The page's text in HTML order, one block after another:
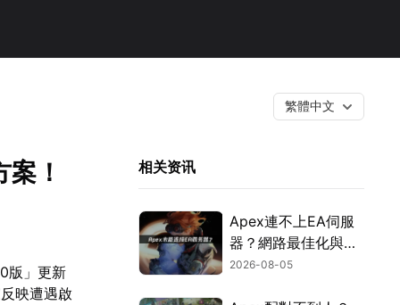
繁體中文
！
版」更新
映遭遇啟
相关资讯
Apex連不上EA伺服
器？網路最佳化與疑
難排解全攻略！
2026-08-05